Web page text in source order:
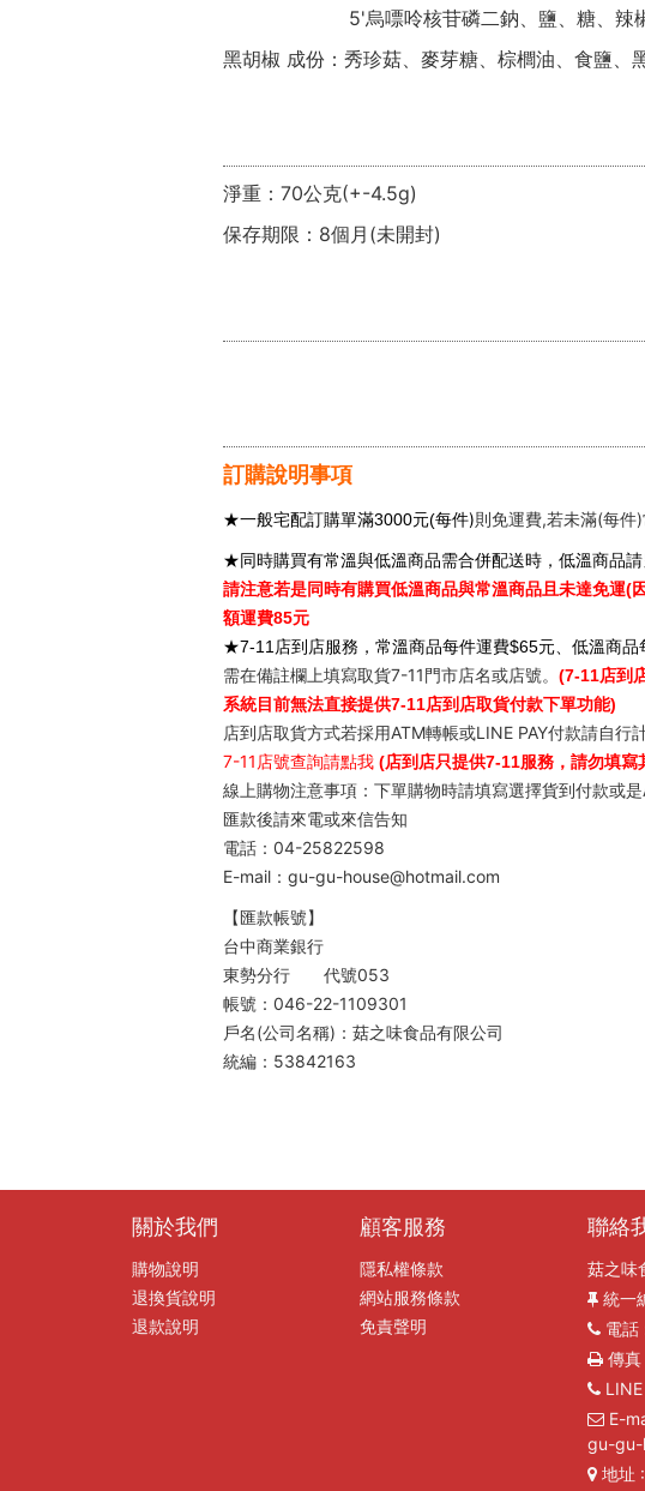
5'烏嘌呤核苷磷二鈉、鹽、糖、辣椒粉
黑胡椒 成份：秀珍菇、麥芽糖、棕櫚油、食鹽、
淨重：70公克(+-4.5g)
保存期限：8個月(未開封)
訂購說明事項
★一般宅配訂購單滿3000元(每件)則免運費,若未滿(每件
★同時購買有常溫與低溫商品需合併配送時，低溫商品請
請注意若是同時有購買低溫商品與常溫商品且未達免運
額運費85元
★7-11 店到店服務，常溫商品每件運費$65元、低溫商
需在備註欄上填寫取貨7-11門市店名或店號。 (7-11店到
系統目前無法直接提供7-11店到店取貨付款下單功能)
店到店取貨方式若採用ATM轉帳或LINE PAY付款請自
7-11 店號查詢請點我 (店到店只提供7-11服務，請勿填寫
線上購物注意事項：下單購物時請填寫選擇貨到付款或
匯款後請來電或來信告知
電話：04-25822598
E-mail：gu-gu-house@hotmail.com
【匯款帳號】
台中商業銀行
東勢分行 代號053
帳號：046-22-1109301
戶名(公司名稱)：菇之味食品有限公司
統編：53842163
關於我們
購物說明
退換貨說明
退款說明
顧客服務
隱私權條款
網站服務條款
免責聲明
聯絡
菇之味
統一
電話
傳真
E-
gu-gu-
地址